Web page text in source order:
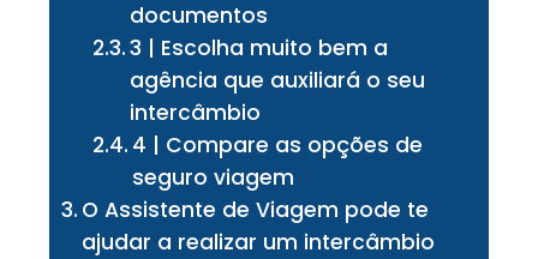
documentos
3 | Escolha muito bem a
agência que auxiliará o seu
intercâmbio
4 | Compare as opções de
seguro viagem
O Assistente de Viagem pode te
ajudar a realizar um intercâmbio